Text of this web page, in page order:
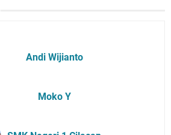
Andi Wijianto
Moko Y